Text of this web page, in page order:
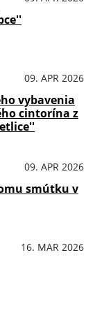
09. APR 2026
vybavenia
cintorína z
09. APR 2026
smútku v
16. MAR 2026